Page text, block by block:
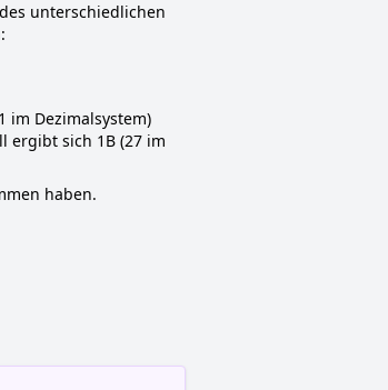
unterschiedlichen
im Dezimalsystem)
ergibt sich 1B (27 im
haben.